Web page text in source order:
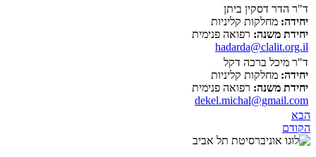
ד"ר הדר דסקין ביתן
יחידה: מחלקות קליניות
יחידת משנה: רפואה פנימית
hadarda@clalit.org.il
ד"ר מיכל ברכה דקל
יחידה: מחלקות קליניות
יחידת משנה: רפואה פנימית
dekel.michal@gmail.com
הבא
הקודם